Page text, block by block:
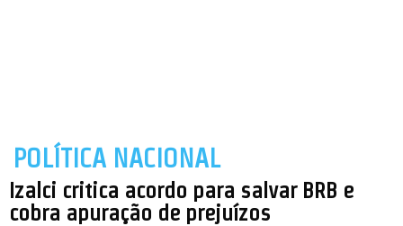
POLÍTICA NACIONAL
Izalci critica acordo para salvar BRB e
cobra apuração de prejuízos